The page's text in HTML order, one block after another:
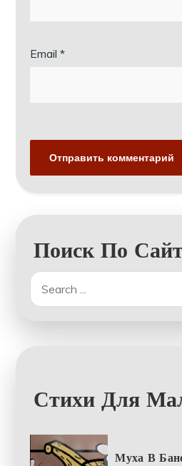
Email*
Поиск По
Search
for:
Стихи Для
Муха В